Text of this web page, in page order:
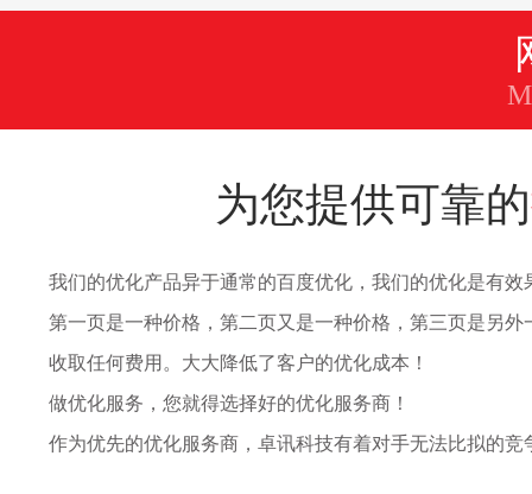
为您提供可靠的
我们的优化产品异于通常的百度优化，我们的优化是有效
第一页是一种价格，第二页又是一种价格，第三页是另外
收取任何费用。大大降低了客户的优化成本！
做优化服务，您就得选择好的优化服务商！
作为优先的优化服务商，卓讯科技有着对手无法比拟的竞